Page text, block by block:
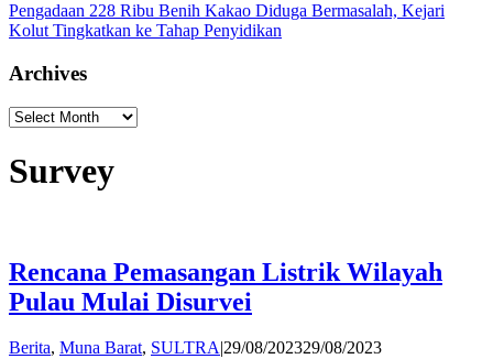
Pengadaan 228 Ribu Benih Kakao Diduga Bermasalah, Kejari
Kolut Tingkatkan ke Tahap Penyidikan
Archives
Archives
Survey
Rencana Pemasangan Listrik Wilayah
Pulau Mulai Disurvei
Berita, Muna Barat, SULTRA29/08/202329/08/2023by